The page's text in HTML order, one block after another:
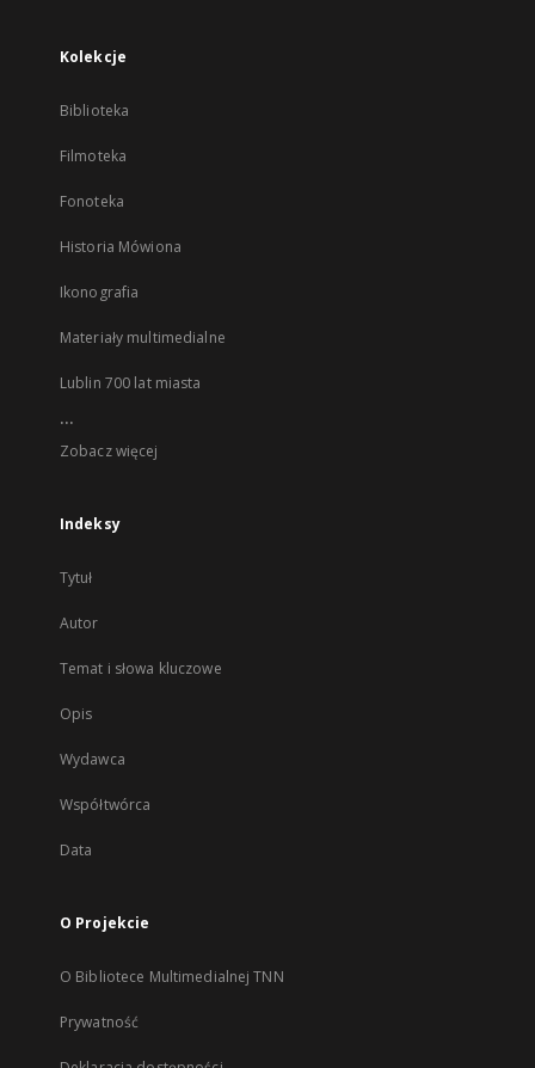
Kolekcje
Biblioteka
Filmoteka
Fonoteka
Historia Mówiona
Ikonografia
Materiały multimedialne
Lublin 700 lat miasta
...
Zobacz więcej
Indeksy
Tytuł
Autor
Temat i słowa kluczowe
Opis
Wydawca
Współtwórca
Data
O Projekcie
O Bibliotece Multimedialnej TNN
Prywatność